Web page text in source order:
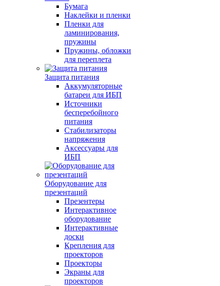
Бумага
Наклейки и пленки
Пленки для
ламинирования,
пружины
Пружины, обложки
для переплета
Защита питания
Аккумуляторные
батареи для ИБП
Источники
бесперебойного
питания
Стабилизаторы
напряжения
Аксессуары для
ИБП
Оборудование для
презентаций
Презентеры
Интерактивное
оборудование
Интерактивные
доски
Крепления для
проекторов
Проекторы
Экраны для
проекторов